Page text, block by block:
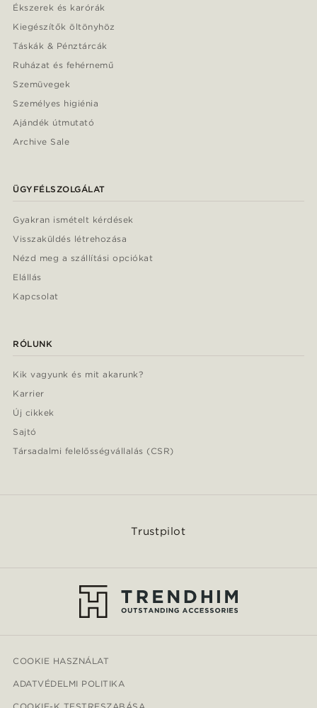
Ékszerek és karórák
Kiegészítők öltönyhöz
Táskák & Pénztárcák
Ruházat és fehérnemű
Szemüvegek
Személyes higiénia
Ajándék útmutató
Archive Sale
ÜGYFÉLSZOLGÁLAT
Gyakran ismételt kérdések
Visszaküldés létrehozása
Nézd meg a szállítási opciókat
Elállás
Kapcsolat
RÓLUNK
Kik vagyunk és mit akarunk?
Karrier
Új cikkek
Sajtó
Társadalmi felelősségvállalás (CSR)
Trustpilot
COOKIE HASZNÁLAT
ADATVÉDELMI POLITIKA